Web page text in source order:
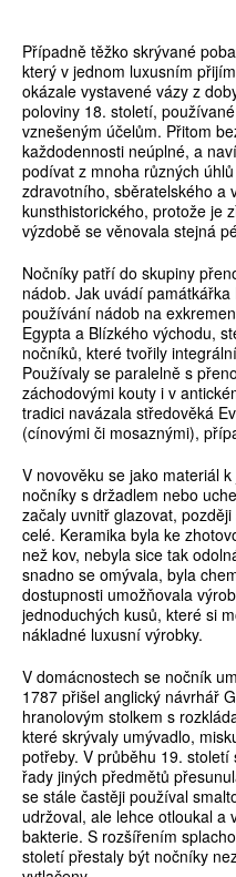
Případně těžko skrývané
který v jednom luxusním
okázale vystavené vázy z
poloviny 18. století,
vznešeným účelům. Přitom
každodennosti neúplné, a
podívat z mnoha různých
zdravotního, sběratelského a
kunsthistorického, protože je
výzdobě se věnovala stejná
Nočníky patří do skupiny
nádob. Jak uvádí
používání nádob na
Egypta a Blízkého východu,
nočníků, které tvořily
Používaly se paralelně s
záchodovými kouty i v
tradici navázala středověká
(cínovými či mosaznými),
V novověku se jako materiál
nočníky s držadlem nebo
začaly uvnitř glazovat,
celé. Keramika byla ke
než kov, nebyla sice tak
snadno se omývala, byla
dostupnosti umožňovala
jednoduchých kusů, které si
nákladné luxusní výrobky.
V domácnostech se nočník
1787 přišel anglický návrhář
hranolovým stolkem s
které skrývaly umývadlo,
potřeby. V průběhu 19.
řady jiných předmětů
se stále častěji používal
udržoval, ale lehce otloukal a
bakterie. S rozšířením
století přestaly být nočníky